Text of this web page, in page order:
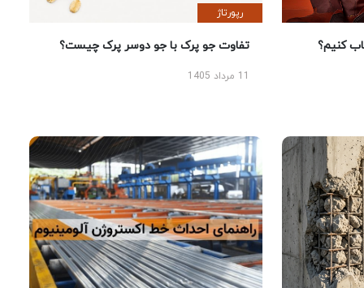
کنیم؟
رپورتاژ
تفاوت جو پرک با جو دوسر پرک چیست؟